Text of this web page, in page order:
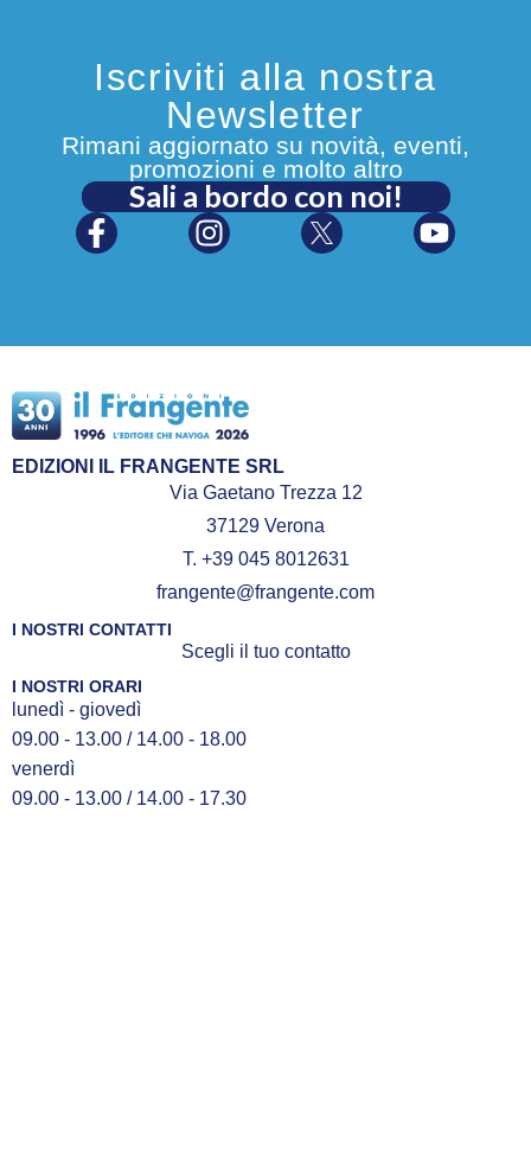
Iscriviti alla nostra
Newsletter
Rimani aggiornato su novità, eventi,
promozioni e molto altro
Sali a bordo con noi!
EDIZIONI IL FRANGENTE SRL
Via Gaetano Trezza 12
37129 Verona
T. +39 045 8012631
frangente@frangente.com
I NOSTRI CONTATTI
Scegli il tuo contatto
I NOSTRI ORARI
lunedì - giovedì
09.00 - 13.00 / 14.00 - 18.00
venerdì
09.00 - 13.00 / 14.00 - 17.30